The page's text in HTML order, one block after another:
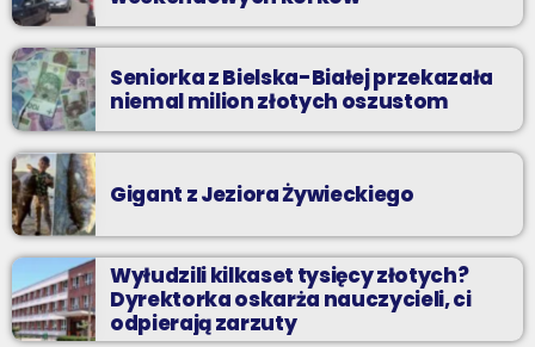
Seniorka z Bielska-Białej przekazała
niemal milion złotych oszustom
Gigant z Jeziora Żywieckiego
Wyłudzili kilkaset tysięcy złotych?
Dyrektorka oskarża nauczycieli, ci
odpierają zarzuty